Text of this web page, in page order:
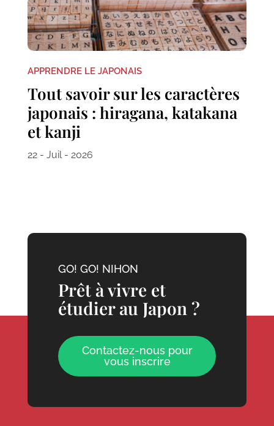
APPRENDRE LE JAPONAIS
Tout savoir sur les caractères
japonais : hiragana, katakana
et kanji
22 - Juil - 2026
GO! GO! NIHON
Prêt à vivre et
étudier au Japon ?
Contactez-nous pour
vous inscrire